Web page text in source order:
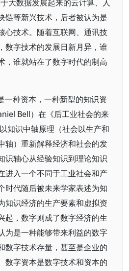
大数据发展起来的云计算、人
链等新兴技术，后者被认为是
心技术。随着互联网、通讯技
数字技术的发展日新月异，谁
，谁就站在了数字时代的制高
一种资本，一种新型的知识资
Bell）在《后工业社会的来
知识中轴原理（社会以生产和
轴）重新解释经济和社会的发
识轴心从经验知识到理论知识
进入一个不同于工业社会和产
时代随后被未来学家表述为知
知识经济的生产要素和虚拟资
起，数字则成了数字经济的生
为是一种能够带来利益的数字
数字技术存量，甚至是企业的
数字资本是数字技术和资本的